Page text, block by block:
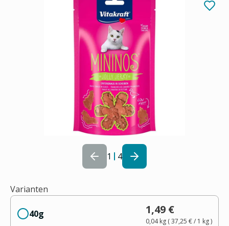
1 4
Varianten
40g 1,49 €
0,04 kg(37,25 €/ 1 kg)